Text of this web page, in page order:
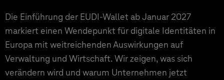
Die Einführung der EUDI-Wallet ab Januar 2027
markiert einen Wendepunkt für digitale Identitäten in
Europa mit weitreichenden Auswirkungen auf
Verwaltung und Wirtschaft. Wir zeigen, was sich
verändern wird und warum Unternehmen jetzt